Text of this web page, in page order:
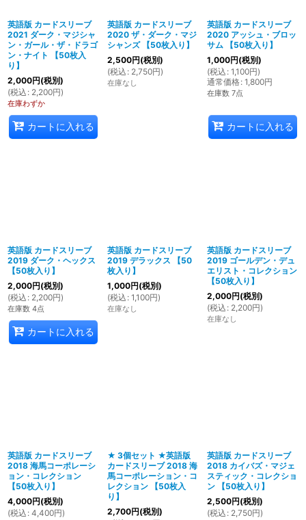
英語版 カードスリーブ
2021 ダーク・マジシャ
ン・ガール・ザ・ドラゴ
ン・ナイト 【50枚入
り】
2,000円(税別)
(税込 : 2,200円)
在庫わずか
カートに入れる
英語版 カードスリーブ
2020 ザ・ダーク・マジ
シャンズ 【50枚入り】
2,500円(税別)
(税込 : 2,750円)
在庫なし
英語版 カードスリーブ
2020 アッシュ・ブロッ
サム 【50枚入り】
1,000円(税別)
(税込 : 1,100円)
通常価格: 1,800円
在庫数 7点
カートに入れる
英語版 カードスリーブ
2019 ダーク・ヘックス
【50枚入り】
2,000円(税別)
(税込 : 2,200円)
在庫数 4点
カートに入れる
英語版 カードスリーブ
2019 デラックス 【50
枚入り】
1,000円(税別)
(税込 : 1,100円)
在庫なし
英語版 カードスリーブ
2019 ゴールデン・デュ
エリスト・コレクション
【50枚入り】
2,000円(税別)
(税込 : 2,200円)
在庫なし
英語版 カードスリーブ
2018 海馬コーポレーシ
ョン・コレクション
【50枚入り】
4,000円(税別)
(税込 : 4,400円)
★ 3個セット ★英語版
カードスリーブ 2018 海
馬コーポレーション・コ
レクション 【50枚入
り】
2,700円(税別)
英語版 カードスリーブ
2018 カイバズ・マジェ
スティック・コレクショ
ン 【50枚入り】
2,500円(税別)
(税込 : 2,750円)